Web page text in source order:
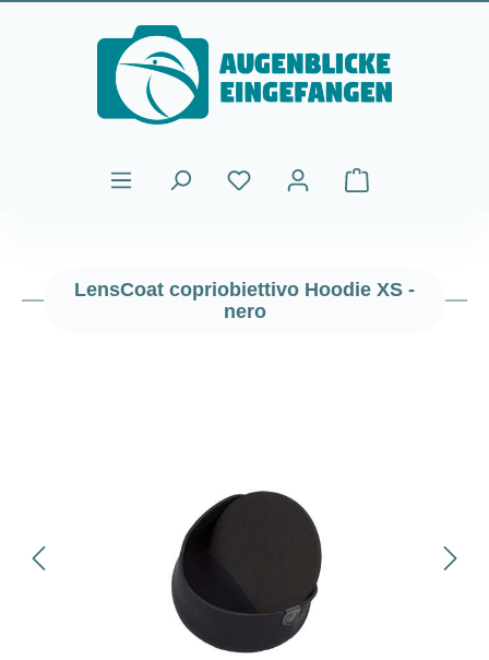
Passa al contenuto principale
Il carrello
LensCoat copriobiettivo Hoodie XS -
nero